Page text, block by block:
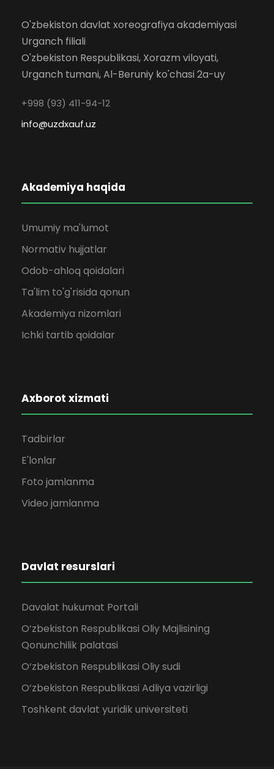
O'zbekiston davlat xoreografiya akademiyasi
Urganch filiali
O'zbekiston Respublikasi, Xorazm viloyati,
Urganch tumani, Al-Beruniy ko'chasi 2a-uy
+998 (93) 411-94-12
info@uzdxauf.uz
Akademiya haqida
Umumiy ma'lumot
Normativ hujjatlar
Odob-ahloq qoidalari
Ta'lim to'g'risida qonun
Akademiya nizomlari
Ichki tartib qoidalar
Axborot xizmati
Tadbirlar
E'lonlar
Foto jamlanma
Video jamlanma
Davlat resurslari
Davalat hukumat Portali
O‘zbekiston Respublikasi Oliy Majlisining
Qonunchilik palatasi
O‘zbekiston Respublikasi Oliy sudi
O‘zbekiston Respublikasi Adliya vazirligi
Toshkent davlat yuridik universiteti